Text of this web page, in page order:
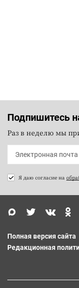
Подпишитесь
Раз в неделю мы
Я даю согласие на
Полная версия сайта
Редакционная